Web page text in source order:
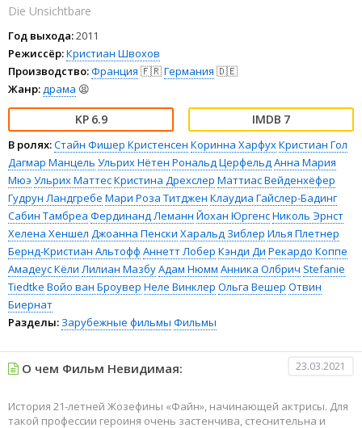
Die Unsichtbare
Год выхода:2011
Режиссёр:Кристиан Швохов
Производство:Франция 🇫🇷Германия 🇩🇪
Жанр:драма 😫
6.9 7
В ролях:Стайн Фишер Кристенсен Коринна ХарфухКристиан Гол
Дагмар Манцель Ульрих Нётен Рональд ЦерфельдАнна Мария
Мюэ Ульрих МаттесКристина Дрехслер Маттиас Вейденхёфер
Гудрун Ландгребе Мари Роза Титджен Клаудиа Гайслер-Бадинг
Сабин Тамбреа Фердинанд Леманн Йохан ЮргенсНиколь Эрнст
Хелена Хеншел Джоанна Пенски Харальд Зиблер Илья Плетнер
Бернд-Кристиан Альтофф Аннетт Лобер Кэнди Ди Рекардо Коппе
Амадеус Кёли Лилиан МазбуАдам Нюмм Анника Олбрич Stefanie
Tiedtke Войо ван Броувер Неле Винклер Ольга Вешер Отвин
Биернат
Разделы: Зарубежные фильмы Фильмы
О чем Фильм Невидимая: 23.03.2021
История 21-летней Жозефины «Файн», начинающей актрисы. Для
такой профессии героиня очень застенчива, стеснительна и